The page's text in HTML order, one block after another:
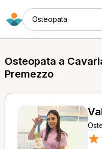
Osteopata
Osteopata a
Premezzo